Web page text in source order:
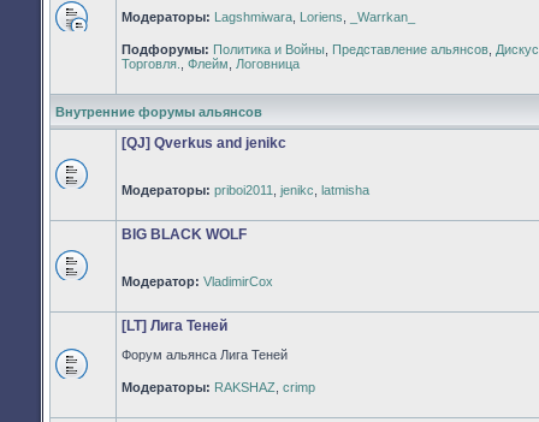
непрочитанных
сообщений
Модераторы: Lagshmiwara Loriens _Warrkan_
Подфорумы: Политика и Войны Представление альянсов
Торговля.
Флейм Логовница
Внутренние форумы альянсов
Нет
сообщений
[QJ] Qverkus and jenikc
Модераторы: priboi2011 jenikc latmisha
Нет
сообщений
BIG BLACK WOLF
Модератор: VladimirCox
Нет
непрочитанных
[LT] Лига Теней
Форум альянса Лига Теней
Модераторы: RAKSHAZ crimp